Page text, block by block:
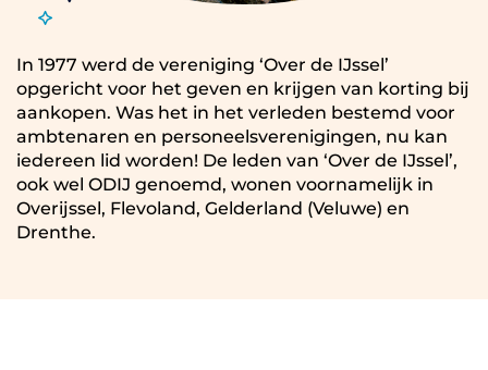
In 1977 werd de vereniging ‘Over de IJssel’
opgericht voor het geven en krijgen van korting bij
aankopen. Was het in het verleden bestemd voor
ambtenaren en personeelsverenigingen, nu kan
iedereen lid worden! De leden van ‘Over de IJssel’,
ook wel ODIJ genoemd, wonen voornamelijk in
Overijssel, Flevoland, Gelderland (Veluwe) en
Drenthe.